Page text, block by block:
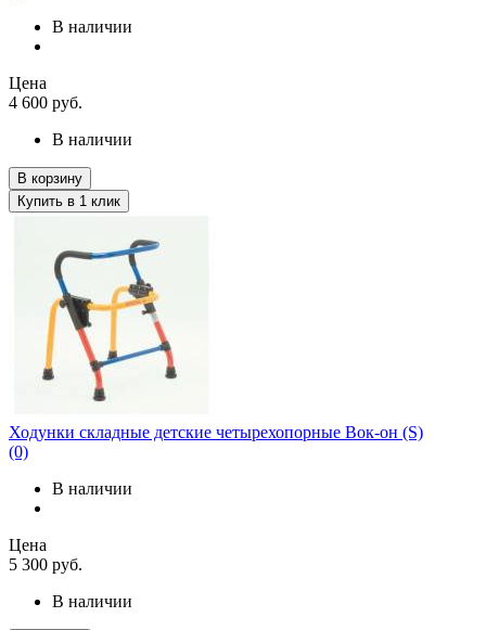
В наличии
Цена
4 600 руб.
В наличии
В корзину
Купить в 1 клик
Ходунки складные детские четырехопорные Вок-он (S)
(0)
В наличии
Цена
5 300 руб.
В наличии